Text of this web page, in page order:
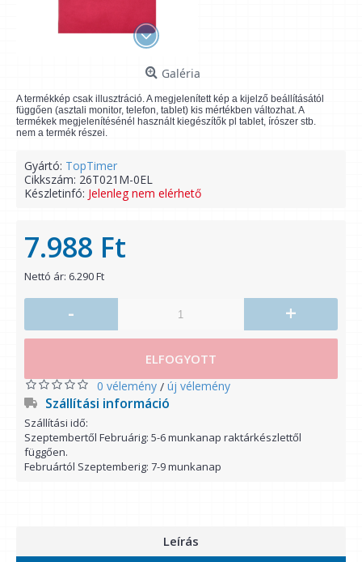
Galéria
A termékkép csak illusztráció. A megjelenített kép a kijelző beállításától
függően (asztali monitor, telefon, tablet) kis mértékben változhat. A
termékek megjelenítésénél használt kiegészítők pl tablet, írószer stb.
nem a termék részei.
Gyártó: TopTimer
Cikkszám: 26T021M-0EL
Készletinfó: Jelenleg nem elérhető
7.988 Ft
Nettó ár: 6.290 Ft
- +
ELFOGYOTT
0 vélemény / új vélemény
Szállítási információ
Szállítási idő:
Szeptembertől Februárig: 5-6 munkanap raktárkészlettől
függően.
Februártól Szeptemberig: 7-9 munkanap
Leírás